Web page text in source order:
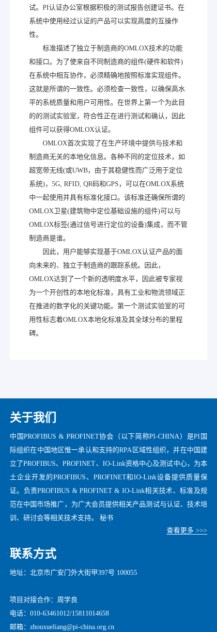
试。PI认证办公室根据积极的测试报告创建证书。在
系统中使用经过认证的产品可以实现高度的互操作
性。
标准描述了独立于制造商的OMLOX技术的功能
和接口。为了使来自不同制造商的组件(硬件和软件)
在系统中相互协作，必须精确地按照标准实现组件。
这就是所谓的一致性。必须检查一致性，以确保高水
平的系统质量和用户可用性。在世界上第一个为此目
的的测试实验室，符合性正在进行测试和确认，因此
组件可以获得OMLOX认证。
OMLOX首次实现了在生产环境中提供与技术和
制造商无关的本地化信息。各种不同的定位技术，如
超宽带无线(或UWB，由于其稳健性而广泛用于定位
系统)，5G, RFID, QR码和GPS，可以在OMLOX系统
中一起使用并具有标准化接口。该标准还确保所谓的
OMLOX卫星(建筑物中定位基础设施的组件)可以与
OMLOX标签(通过信号进行定位的设备)集成，而不管
制造商是谁。
因此，用户能够实现基于OMLOX认证产品的面
向未来的、独立于制造商的跟踪系统。因此，
OMLOX达到了一个新的透明度水平，因此被专家视
为一个开创性的本地化标准，具有工业和物流领域正
在推进的数字化的关键功能。第一个测试实验室的可
用性标志着OMLOX本地化标准及其全球分布的里程
碑。
关于我们
中国PROFIBUS & PROFINET协会（以下简称PI-CHINA）是PI国
际组织在中国地区惟一承认和支持的RPA区域性组织，并在中国建
立了PROFIBUS、PROFINET、IO-Link资格中心及测试中心，为本
土企业开发的PROFIBUS、PROFINET和IO-Link设备提供质量保
证。负责PROFIBUS & PROFINET & IO-Link相关技术、标准及规
范在中国市场推广，为广大会员提供相关产品测试与认证、技术培
训、研讨会等相关技术支持。 秘书
查看更多 >>>
联系方式
地址：北京市广安门外大街甲397号 100055
项目对接合作：周学良
电话：010-63461012/15811014658
邮箱：zhouxueliang@pi-china.org.cn